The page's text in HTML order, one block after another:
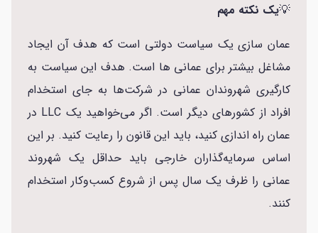
💡یک نکته مهم
عمان سازی یک سیاست دولتی است که هدف آن ایجاد
مشاغل بیشتر برای عمانی ها است. هدف این سیاست به
کارگیری شهروندان عمانی در شرکت‌ها به جای استخدام
افراد از کشورهای دیگر است. اگر می‌خواهید یک LLC در
عمان راه اندازی کنید، باید این قانون را رعایت کنید. بر این
اساس سرمایه‌گذاران خارجی باید حداقل یک شهروند
عمانی را ظرف یک سال پس از شروع کسب‌وکار استخدام
کنند.